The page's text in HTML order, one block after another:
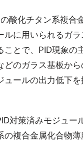
酸化チタン系複合
ルに用いられるガ
ことで、PID現象の
どのガラス基板か
ュールの出力低下
対策済みモジュー
の複合金属化合物